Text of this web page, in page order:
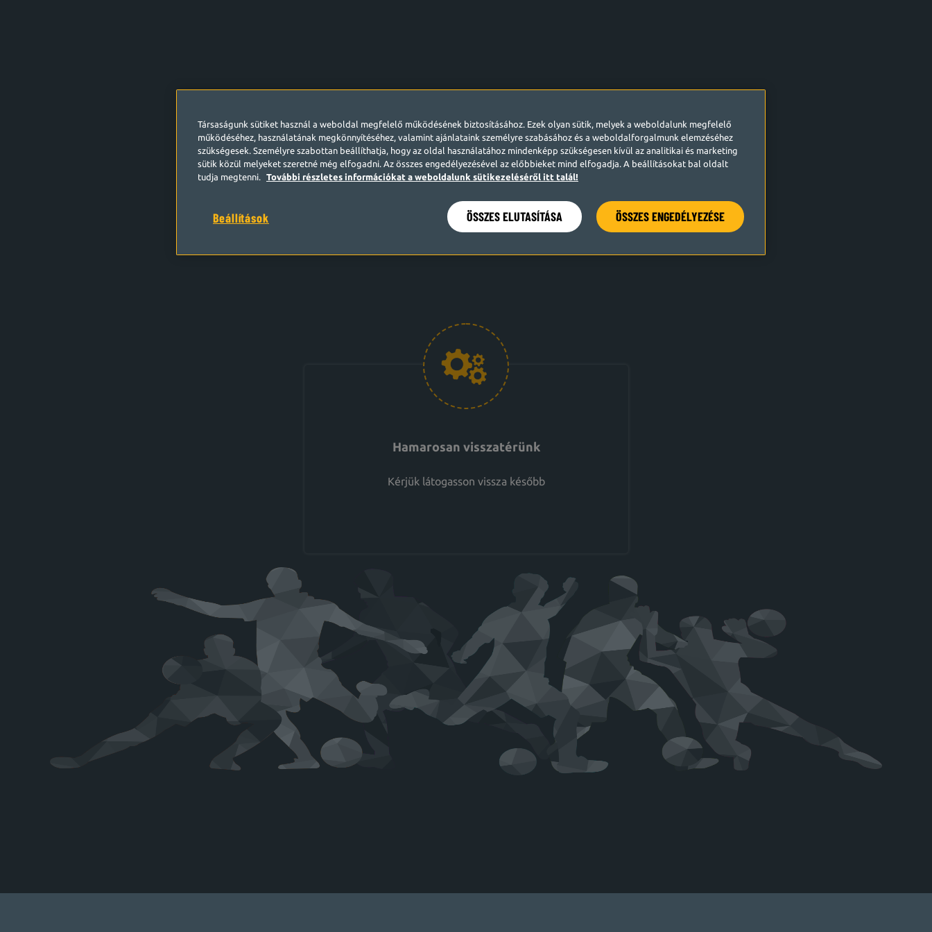
Hamarosan visszatérünk
Kérjük látogasson vissza később
Társaságunk sütiket használ a weboldal megfelelő működésének biztosításához. Ezek olyan sütik, melyek a weboldalunk megfelelő
működéséhez, használatának megkönnyítéséhez, valamint ajánlataink személyre szabásához és a weboldalforgalmunk elemzéséhez
szükségesek. Személyre szabottan beállíthatja, hogy az oldal használatához mindenképp szükségesen kívül az analitikai és marketing
sütik közül melyeket szeretné még elfogadni. Az összes engedélyezésével az előbbieket mind elfogadja. A beállításokat bal oldalt
tudja megtenni.
További részletes információkat a weboldalunk sütikezeléséről itt talál!
Beállítások ÖSSZES ELUTASÍTÁSA ÖSSZES ENGEDÉLYEZÉSE